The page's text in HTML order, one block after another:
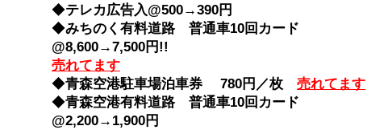
◆テレカ広告入@500→390円
◆みちのく有料道路 普通車10回カード
@8,600→7,500円!!
売れてます
◆青森空港駐車場泊車券 780円／枚
売れてます
◆青森空港有料道路 普通車10回カード
@2,200→1,900円